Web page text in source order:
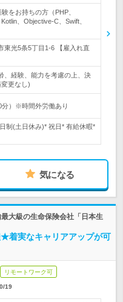
をお持ちの方（PHP、
、Objective-C、Swift、
東光5条5丁目1-6 【雇入れ直
、経験、能力を考慮の上、決
更なし)
分）※時間外労働あり
制(土日休み)* 祝日* 有給休暇*
気になる
大級の生命保険会社「日本生
着実なキャリアアップが可
リモートワーク可
19